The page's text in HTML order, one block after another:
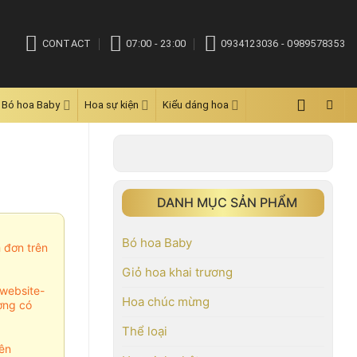
CONTACT 07:00 - 23:00 0934123036 - 0989578353
Bó hoa Baby Hoa sự kiện Kiểu dáng hoa
DANH MỤC SẢN PHẨM
Bó hoa Baby
Giỏ hoa khai trương
Hoa chúc mừng
Thể loại
đơn trên
có